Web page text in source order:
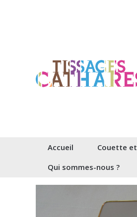
Accueil Couette
Qui sommes-nous ?